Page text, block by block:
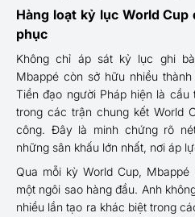
Hàng loạt kỷ lục World
phục
Không chỉ áp sát kỷ lục ghi
Mbappé còn sở hữu nhiều
Tiền đạo người Pháp hiện là cầu
trong các trận chung kết World
công. Đây là minh chứng rõ
những sân khấu lớn nhất, nơi áp
Qua mỗi kỳ World Cup,
một ngôi sao hàng đầu. Anh
nhiều lần tạo ra khác biệt trong